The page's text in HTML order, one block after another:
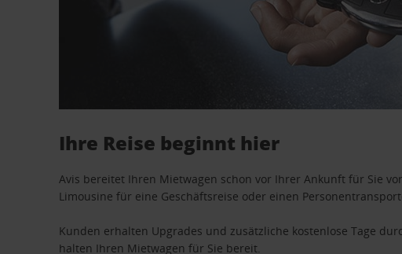
Ihre Reise beginnt hier
Avis bereitet Ihren Mietwagen schon vor Ihrer Ankunft für Sie
Limousine für eine Geschäftsreise oder einen
Kunden erhalten Upgrades und zusätzliche kostenlose Tage
halten Ihren Mietwagen für Sie bereit.